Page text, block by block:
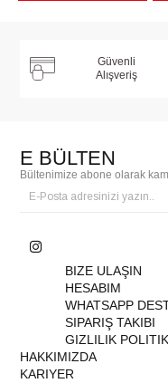
Güvenli
Alışveriş
E BÜLTEN
Bültenimize abone olarak
BIZE ULAŞIN
HESABIM
WHATSAPP
SIPARIŞ TAKIBI
GIZLILIK
HAKKIMIZDA
KARIYER